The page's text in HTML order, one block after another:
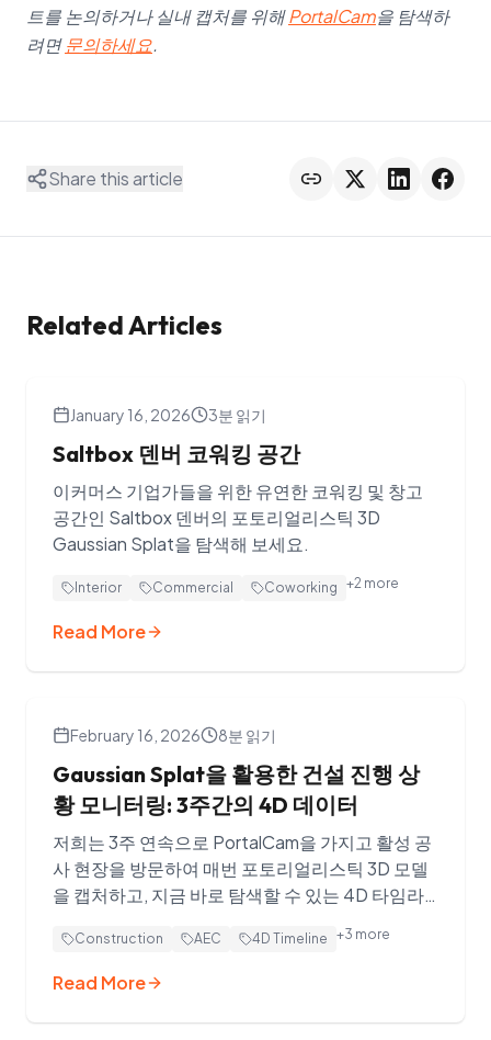
트를 논의하거나 실내 캡처를 위해PortalCam을 탐색하
려면문의하세요.
Share this article
Related Articles
January 16, 2026 3분 읽기
Saltbox 덴버 코워킹 공간
이커머스 기업가들을 위한 유연한 코워킹 및 창고
공간인 Saltbox 덴버의 포토리얼리스틱 3D
Gaussian Splat을 탐색해 보세요.
Interior Commercial Coworking +2 more
Read More
February 16, 2026 8분 읽기
Gaussian Splat을 활용한 건설 진행 상
황 모니터링: 3주간의 4D 데이터
저희는 3주 연속으로 PortalCam을 가지고 활성 공
사 현장을 방문하여 매번 포토리얼리스틱 3D 모델
을 캡처하고, 지금 바로 탐색할 수 있는 4D 타임라
Construction AEC 4D Timeline +3 more
Read More